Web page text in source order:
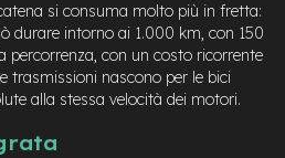
si consuma molto più in fretta:
durare intorno ai 1.000 km, con 150
percorrenza, con un costo ricorrente
trasmissioni nascono per le bici
alla stessa velocità dei motori.